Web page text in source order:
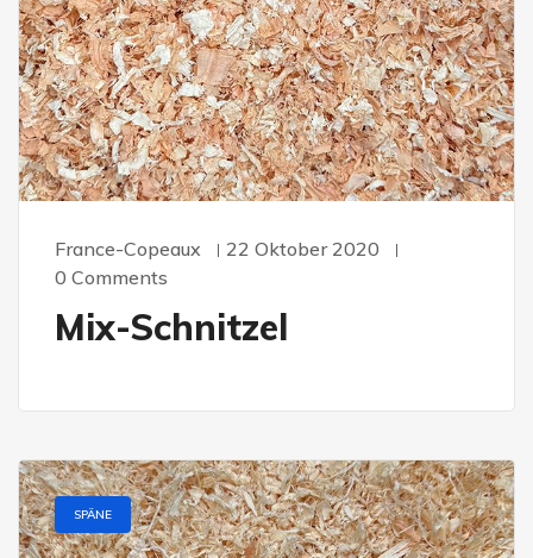
France-Copeaux
22 Oktober 2020
0 Comments
Mix-Schnitzel
SPÄNE